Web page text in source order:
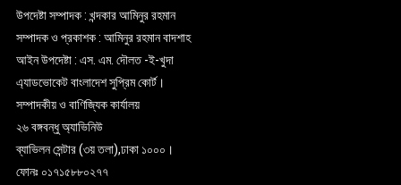
উপদেষ্টা সম্পাদক : খন্দকার আমিনুর রহমান
সম্পাদক ও প্রকাশক : আমিনুর রহমান বাদশাহ
আইন উপদেষ্টা : এস. এম. দৌলত -ই-খুদা
এ্যাডভোকেট বাংলাদেশ সুপ্রিম কোর্ট।
সম্পাদকীয় ও বাণিজ্যিক কার্যালয়
২৬ বঙ্গবন্ধু অ্যাভিনিউ
ব্যাভিলন সেন্টার (৩য় তলা),ঢাকা ১০০০।
ফোনঃ ০১৭১৫৮৮০২৭৭